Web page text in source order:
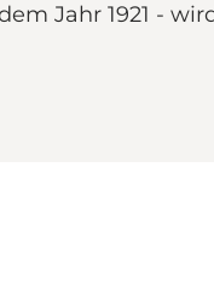
Jahr 1921 -